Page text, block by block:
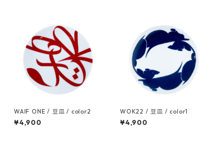
WAIF ONE / 豆皿 / color2
¥4,900
WOK22 / 豆皿 / color1
¥4,900